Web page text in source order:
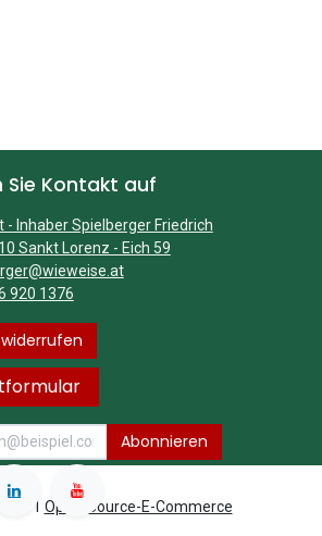
Sie Kontakt auf
- Inhaber Spielberger Friedrich
Sankt Lorenz - Eich 59
920 1376
Abonnieren
#1 Open-Source-E-Commerce